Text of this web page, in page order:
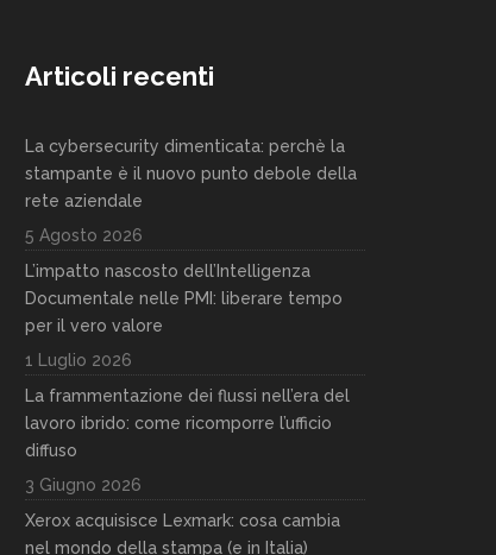
Articoli recenti
La cybersecurity dimenticata: perchè la
stampante è il nuovo punto debole della
rete aziendale
5 Agosto 2026
L’impatto nascosto dell’Intelligenza
Documentale nelle PMI: liberare tempo
per il vero valore
1 Luglio 2026
La frammentazione dei flussi nell’era del
lavoro ibrido: come ricomporre l’ufficio
diffuso
3 Giugno 2026
Xerox acquisisce Lexmark: cosa cambia
nel mondo della stampa (e in Italia)